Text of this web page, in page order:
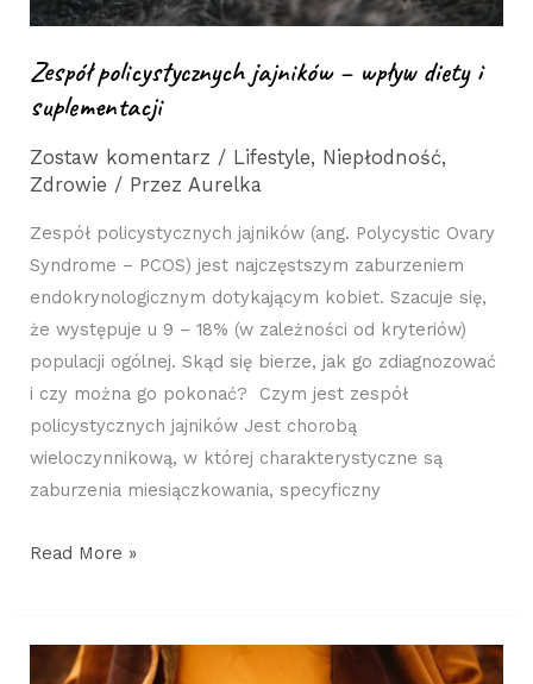
Zespół policystycznych jajników – wpływ diety i
suplementacji
Zostaw komentarz / Lifestyle, Niepłodność,
Zdrowie / PrzezAurelka
Zespół policystycznych jajników (ang. Polycystic Ovary
Syndrome – PCOS) jest najczęstszym zaburzeniem
endokrynologicznym dotykającym kobiet. Szacuje się,
że występuje u 9 – 18% (w zależności od kryteriów)
populacji ogólnej. Skąd się bierze, jak go zdiagnozować
i czy można go pokonać? Czym jest zespół
policystycznych jajników Jest chorobą
wieloczynnikową, w której charakterystyczne są
zaburzenia miesiączkowania, specyficzny
Read More »
Płodność